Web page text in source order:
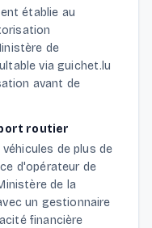
établie au
de
via guichet.lu
avant de
routier
de plus de
d'opérateur de
de la
un gestionnaire
financière